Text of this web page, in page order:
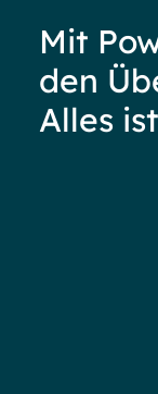
Mit
den
Alles